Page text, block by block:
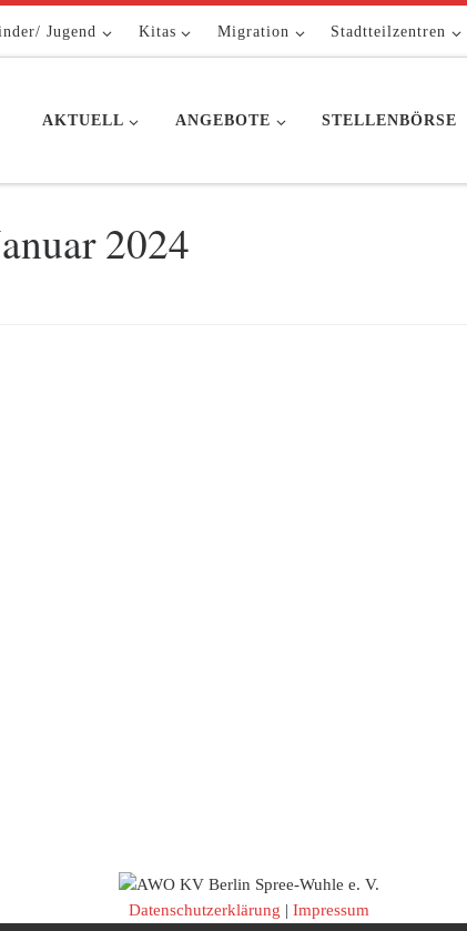
Jugend Kitas Migration Stadtteilzentren
AKTUELL ANGEBOTE STELLENBÖRSE
2024
Datenschutzerklärung | Impressum